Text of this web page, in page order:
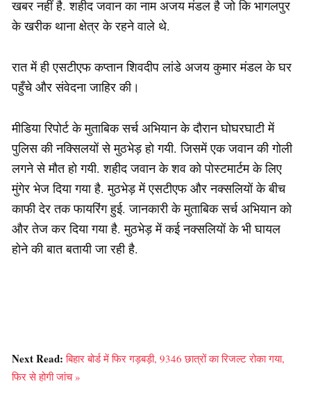
खबर नहीं है. शहीद जवान का नाम अजय मंडल है जो कि भागलपुर
के खरीक थाना क्षेत्र के रहने वाले थे.
रात में ही एसटीएफ कप्तान शिवदीप लांडे अजय कुमार मंडल के घर
पहुँचे और संवेदना जाहिर की।
मीडिया रिपोर्ट के मुताबिक सर्च अभियान के दौरान घोघरघाटी में
पुलिस की नक्सिलयों से मुठभेड़ हो गयी. जिसमें एक जवान की गोली
लगने से मौत हो गयी. शहीद जवान के शव को पोस्टमार्टम के लिए
मुंगेर भेज दिया गया है. मुठभेड़ में एसटीएफ और नक्सलियों के बीच
काफी देर तक फायरिंग हुई. जानकारी के मुताबिक सर्च अभियान को
और तेज कर दिया गया है. मुठभेड़ में कई नक्सलियों के भी घायल
होने की बात बतायी जा रही है.
Next Read:बिहार बोर्ड में फिर गड़बड़ी, 9346 छात्रों का रिजल्ट रोका गया,
फिर से होगी जांच »